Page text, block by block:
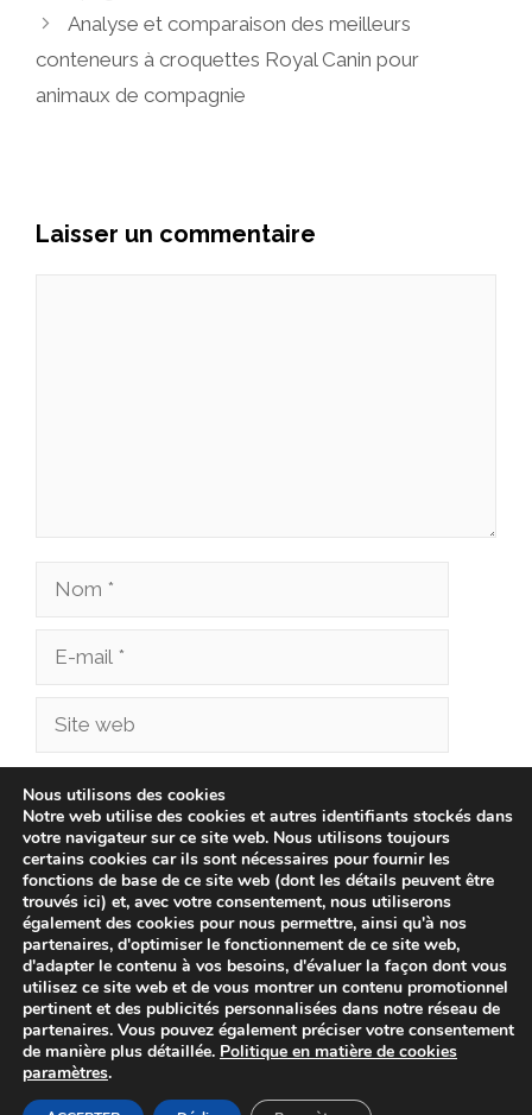
Analyse et comparaison des meilleurs
conteneurs à croquettes Royal Canin pour
animaux de compagnie
Laisser un commentaire
Nom
Site
Enregistrer mon nom, mon e-mail et mon site
dans le navigateur pour mon prochain
commentaire.
© 2026 cliniqueveterinairechampionnet.fr -
Nous utilisons des cookies
Notre web utilise des cookies et autres identifiants stockés dans
votre navigateur sur ce site web. Nous utilisons toujours
certains cookies car ils sont nécessaires pour fournir les
fonctions de base de ce site web (dont les détails peuvent être
trouvés ici) et, avec votre consentement, nous utiliserons
également des cookies pour nous permettre, ainsi qu'à nos
partenaires, d'optimiser le fonctionnement de ce site web,
d'adapter le contenu à vos besoins, d'évaluer la façon dont vous
utilisez ce site web et de vous montrer un contenu promotionnel
pertinent et des publicités personnalisées dans notre réseau de
partenaires. Vous pouvez également préciser votre consentement
de manière plus détaillée. Politique en matière de cookies
paramètres.